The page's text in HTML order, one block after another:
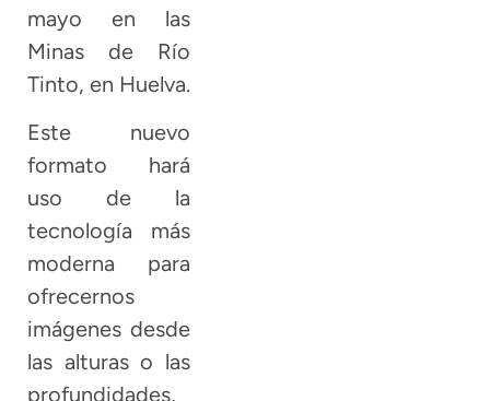
mayo en las
Minas de Río
Tinto, en Huelva.
Este nuevo
formato hará
uso de la
tecnología más
moderna para
ofrecernos
imágenes desde
las alturas o las
profundidades,